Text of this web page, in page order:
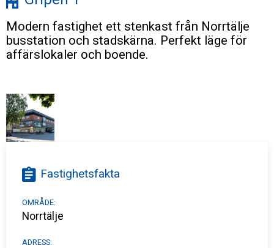
Modern fastighet ett stenkast från Norrtälje
busstation och stadskärna. Perfekt läge för
affärslokaler och boende.
Fastighetsfakta
OMRÅDE:
Norrtälje
ADRESS: